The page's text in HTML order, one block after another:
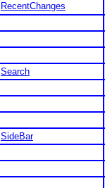
RecentChanges
Search
SideBar